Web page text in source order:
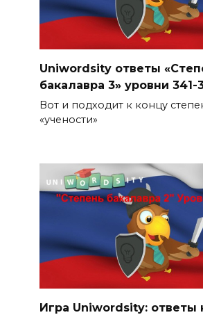
Uniwordsity ответы
бакалавра 3» уровни 341-
Вот и подходит к концу
«учености»
Игра Uniwordsity: ответы